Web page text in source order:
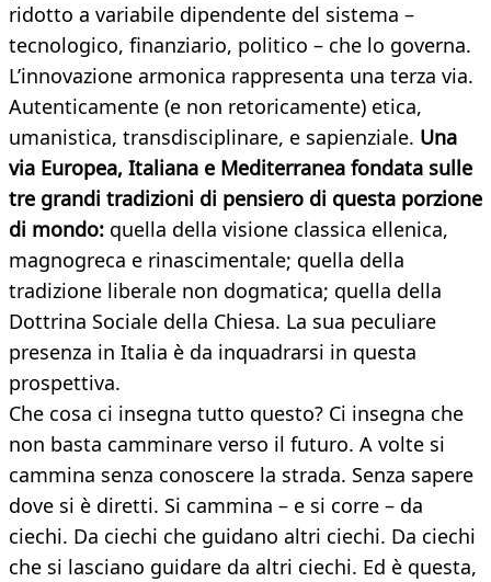
ridotto a variabile dipendente del sistema –
tecnologico, finanziario, politico – che lo governa.
L’innovazione armonica rappresenta una terza via.
Autenticamente (e non retoricamente) etica,
umanistica, transdisciplinare, e sapienziale. Una
via Europea, Italiana e Mediterranea fondata sulle
tre grandi tradizioni di pensiero di questa porzione
di mondo: quella della visione classica ellenica,
magnogreca e rinascimentale; quella della
tradizione liberale non dogmatica; quella della
Dottrina Sociale della Chiesa. La sua peculiare
presenza in Italia è da inquadrarsi in questa
prospettiva.
Che cosa ci insegna tutto questo? Ci insegna che
non basta camminare verso il futuro. A volte si
cammina senza conoscere la strada. Senza sapere
dove si è diretti. Si cammina – e si corre – da
ciechi. Da ciechi che guidano altri ciechi. Da ciechi
che si lasciano guidare da altri ciechi. Ed è questa,